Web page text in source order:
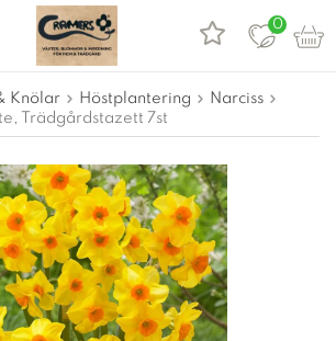
0
Knölar Höstplantering
Narciss
Trädgårdstazett 7st